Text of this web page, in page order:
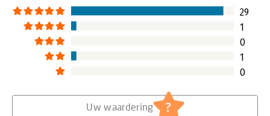
29
1
0
1
0
Uw waardering ?